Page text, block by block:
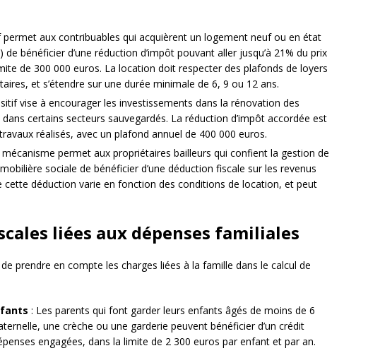
permet aux contribuables qui acquièrent un logement neuf ou en état
de bénéficier d’une réduction d’impôt pouvant aller jusqu’à 21% du prix
de 300 000 euros. La location doit respecter des plafonds de loyers
et s’étendre sur une durée minimale de 6, 9 ou 12 ans.
vise à encourager les investissements dans la rénovation des
certains secteurs sauvegardés. La réduction d’impôt accordée est
réalisés, avec un plafond annuel de 400 000 euros.
mécanisme permet aux propriétaires bailleurs qui confient la gestion de
sociale de bénéficier d’une déduction fiscale sur les revenus
cette déduction varie en fonction des conditions de location, et peut
liées aux dépenses familiales
prendre en compte les charges liées à la famille dans le calcul de
: Les parents qui font garder leurs enfants âgés de moins de 6
une crèche ou une garderie peuvent bénéficier d’un crédit
engagées, dans la limite de 2 300 euros par enfant et par an.